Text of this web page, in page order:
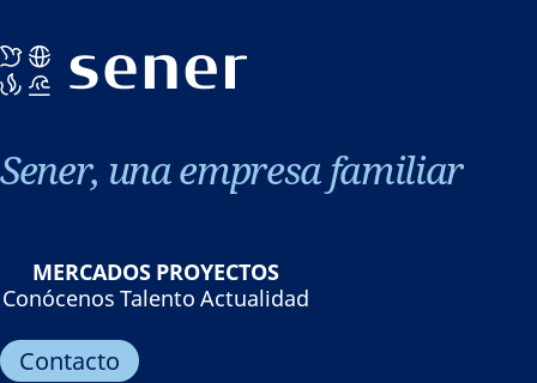
Sener, una empresa familiar
MERCADOS PROYECTOS
Conócenos Talento Actualidad
Contacto